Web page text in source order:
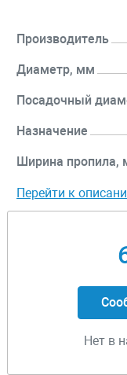
Производитель
Диаметр, мм
Посадочный
Назначение
Ширина пропила,
Перейти к
Нет в